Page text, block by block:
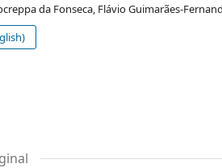
da Fonseca, Flávio Guimarães-